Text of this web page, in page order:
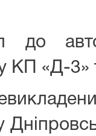
до
КП «Д-3»